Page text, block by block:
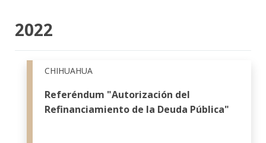
2022
CHIHUAHUA
Referéndum "Autorización del
Refinanciamiento de la Deuda Pública"